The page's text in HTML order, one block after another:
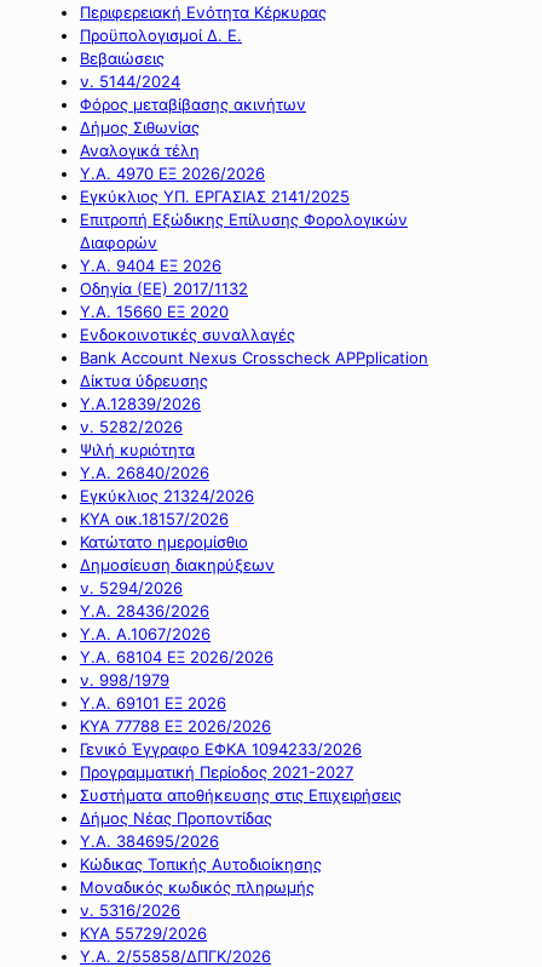
Περιφερειακή Ενότητα Κέρκυρας
Προϋπολογισμοί Δ. Ε.
Βεβαιώσεις
ν. 5144/2024
Φόρος μεταβίβασης ακινήτων
Δήμος Σιθωνίας
Αναλογικά τέλη
Υ.Α. 4970 ΕΞ 2026/2026
Εγκύκλιος ΥΠ. ΕΡΓΑΣΙΑΣ 2141/2025
Επιτροπή Εξώδικης Επίλυσης Φορολογικών
Διαφορών
Υ.Α. 9404 ΕΞ 2026
Οδηγία (ΕΕ) 2017/1132
Υ.Α. 15660 ΕΞ 2020
Ενδοκοινοτικές συναλλαγές
Bank Account Nexus Crosscheck APPplication
Δίκτυα ύδρευσης
Υ.Α.12839/2026
ν. 5282/2026
Ψιλή κυριότητα
Υ.Α. 26840/2026
Εγκύκλιος 21324/2026
ΚΥΑ οικ.18157/2026
Κατώτατο ημερομίσθιο
Δημοσίευση διακηρύξεων
ν. 5294/2026
Υ.Α. 28436/2026
Υ.Α. Α.1067/2026
Υ.Α. 68104 ΕΞ 2026/2026
ν. 998/1979
Υ.Α. 69101 ΕΞ 2026
ΚΥΑ 77788 ΕΞ 2026/2026
Γενικό Έγγραφο ΕΦΚΑ 1094233/2026
Προγραμματική Περίοδος 2021-2027
Συστήματα αποθήκευσης στις Επιχειρήσεις
Δήμος Νέας Προποντίδας
Υ.Α. 384695/2026
Κώδικας Τοπικής Αυτοδιοίκησης
Μοναδικός κωδικός πληρωμής
ν. 5316/2026
ΚΥΑ 55729/2026
Υ.Α. 2/55858/ΔΠΓΚ/2026